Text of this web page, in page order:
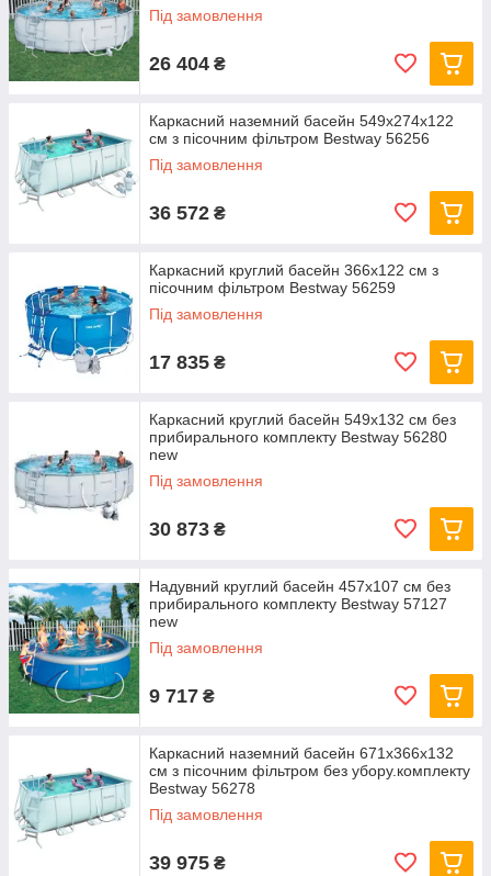
Під замовлення
26 404 ₴
Каркасний наземний басейн 549x274x122
см з пісочним фільтром Bestway 56256
Під замовлення
36 572 ₴
Каркасний круглий басейн 366x122 см з
пісочним фільтром Bestway 56259
Під замовлення
17 835 ₴
Каркасний круглий басейн 549x132 см без
прибирального комплекту Bestway 56280
new
Під замовлення
30 873 ₴
Надувний круглий басейн 457х107 см без
прибирального комплекту Bestway 57127
new
Під замовлення
9 717 ₴
Каркасний наземний басейн 671x366x132
см з пісочним фільтром без убору.комплекту
Bestway 56278
Під замовлення
39 975 ₴